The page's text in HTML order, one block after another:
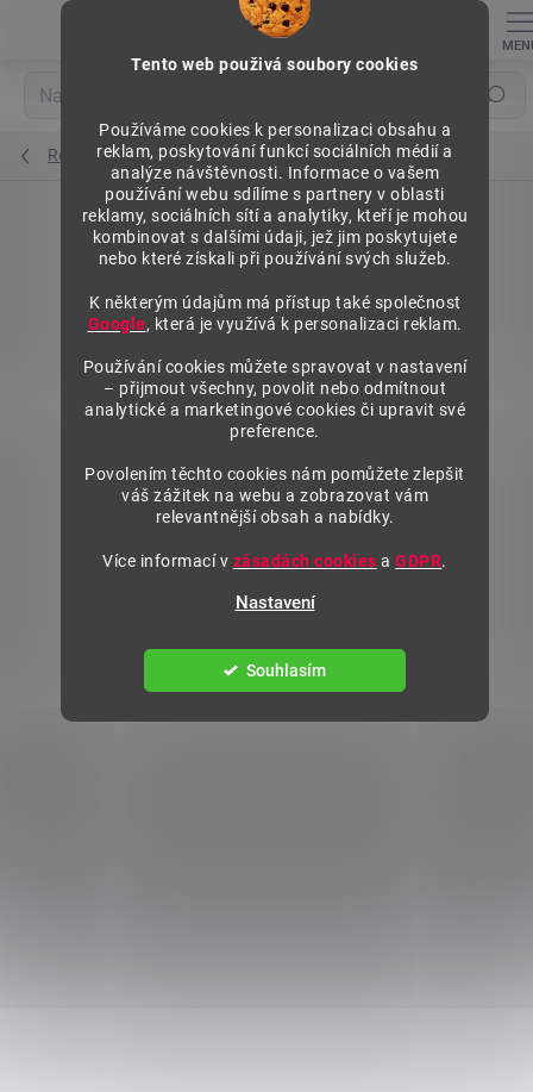
Tento web použivá soubory cookies
Používáme cookies k personalizaci obsahu a
reklam, poskytování funkcí sociálních médií a
analýze návštěvnosti. Informace o vašem
používání webu sdílíme s partnery v oblasti
reklamy, sociálních sítí a analytiky, kteří je mohou
kombinovat s dalšími údaji, jež jim poskytujete
nebo které získali při používání svých služeb.
K některým údajům má přístup také společnost
Google, která je využívá k personalizaci reklam.
Používání cookies můžete spravovat v nastavení
– přijmout všechny, povolit nebo odmítnout
analytické a marketingové cookies či upravit své
preference.
Povolením těchto cookies nám pomůžete zlepšit
váš zážitek na webu a zobrazovat vám
relevantnější obsah a nabídky.
Více informací v zásadách cookies aGDPR.
Nastavení
Souhlasím
Hledat
Regály výška 2500 mm, přídavné moduly